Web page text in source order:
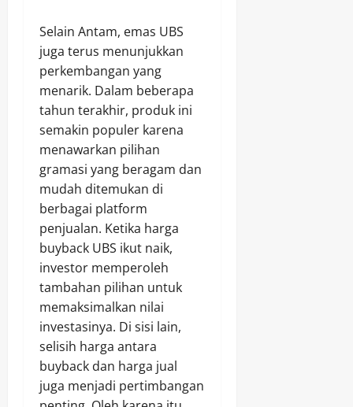
Selain Antam, emas UBS
juga terus menunjukkan
perkembangan yang
menarik. Dalam beberapa
tahun terakhir, produk ini
semakin populer karena
menawarkan pilihan
gramasi yang beragam dan
mudah ditemukan di
berbagai platform
penjualan. Ketika harga
buyback UBS ikut naik,
investor memperoleh
tambahan pilihan untuk
memaksimalkan nilai
investasinya. Di sisi lain,
selisih harga antara
buyback dan harga jual
juga menjadi pertimbangan